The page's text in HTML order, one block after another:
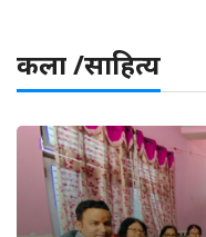
कला /साहित्य